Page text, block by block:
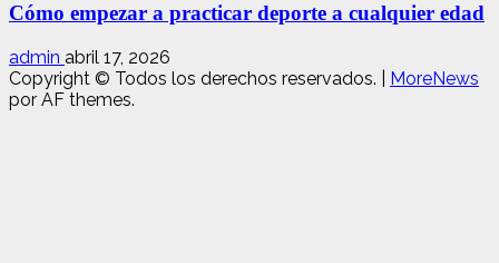
Cómo empezar a practicar deporte a cualquier edad
admin abril 17, 2026
Copyright © Todos los derechos reservados.
MoreNews
por AF themes.